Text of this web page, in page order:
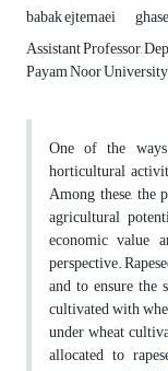
babak ejtemaei
Assistant Professor,
Payam Noor
One of the
horticultural
Among these,
agricultural
economic value
perspective.
and to ensure
cultivated with
under wheat
allocated to